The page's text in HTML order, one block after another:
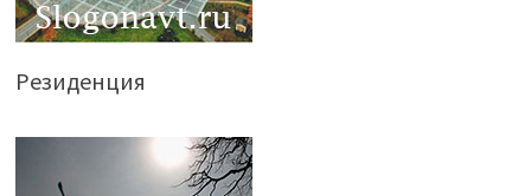
Резиденция